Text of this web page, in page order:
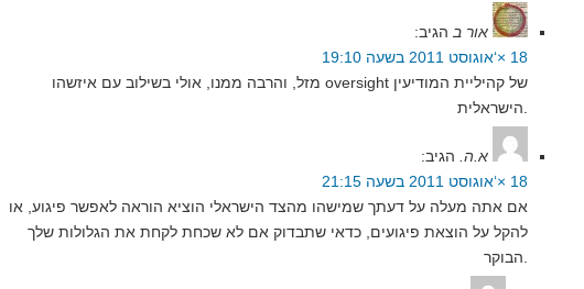
אור ב הגיב:
18 ×‘אוגוסט 2011 בשעה 19:10
מזל, והרבה ממנו, אולי בשילוב עם איזשהו oversight של קהיליית המודיעין
א.ה. הגיב:
18 ×‘אוגוסט 2011 בשעה 21:15
אם אתה מעלה על דעתך שמישהו מהצד הישראלי הוציא הוראה לאפשר פיגוע, או
להקל על הוצאת פיגועים, כדאי שתבדוק אם לא שכחת לקחת את הגלולות שלך